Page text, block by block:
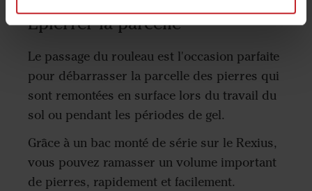
Épierrer la parcelle
Le passage du rouleau est l'occasion parfaite
pour débarrasser la parcelle des pierres qui
sont remontées en surface lors du travail du
sol ou pendant les périodes de gel.
Grâce à un bac monté de série sur le Rexius,
vous pouvez ramasser un volume important
de pierres, rapidement et facilement.